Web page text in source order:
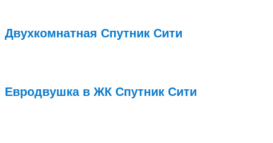
Двухкомнатная Спутник Сити
Евродвушка в ЖК Спутник Сити